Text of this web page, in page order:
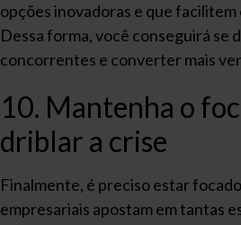
opções inovadoras e que facilitem
Dessa forma, você conseguirá se
concorrentes e converter mais
10. Mantenha o
driblar a crise
Finalmente, é preciso estar
empresariais apostam em tantas